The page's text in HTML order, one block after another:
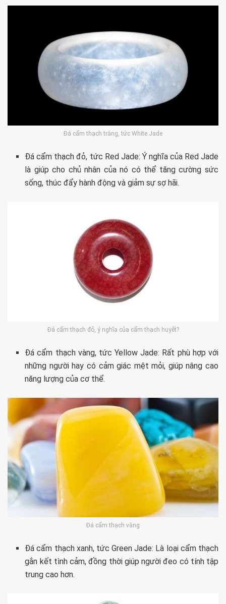
Đá cẩm thạch trắng, tức White Jade
Đá cẩm thạch đỏ, tức Red Jade: Ý nghĩa của Red Jade
là giúp cho chủ nhân của nó có thể tăng cường sức
sống, thúc đẩy hành động và giảm sự sợ hãi.
Đá cẩm thạch đỏ, ý nghĩa của cẩm thạch huyết?
Đá cẩm thạch vàng, tức Yellow Jade: Rất phù hợp với
những người hay có cảm giác mệt mỏi, giúp nâng cao
năng lượng của cơ thể.
Đá cẩm thạch vàng
Đá cẩm thạch xanh, tức Green Jade: Là loại cẩm thạch
gắn kết tình cảm, đồng thời giúp người đeo có tính tập
trung cao hơn.